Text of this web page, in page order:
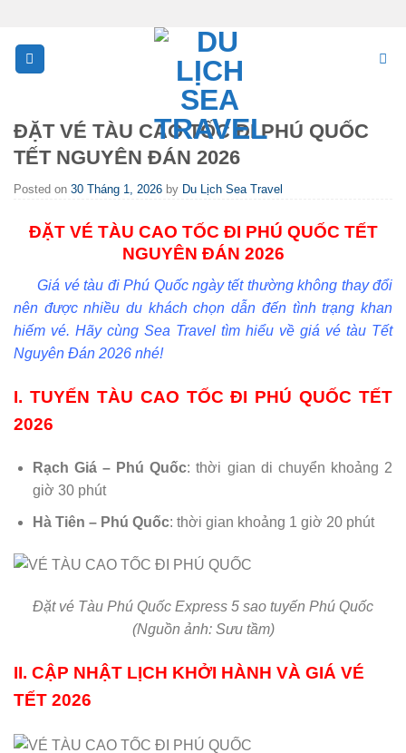
content
ĐẶT VÉ TÀU CAO TỐC ĐI PHÚ QUỐC
TẾT NGUYÊN ĐÁN 2026
Posted on 30 Tháng 1, 2026 by Du Lịch Sea Travel
ĐẶT VÉ TÀU CAO TỐC ĐI PHÚ QUỐC TẾT
NGUYÊN ĐÁN 2026
Giá vé tàu đi Phú Quốc ngày tết thường không thay đổi
nên được nhiều du khách chọn dẫn đến tình trạng khan
hiếm vé. Hãy cùng Sea Travel tìm hiểu về giá vé tàu Tết
Nguyên Đán 2026 nhé!
I. TUYẾN TÀU CAO TỐC ĐI PHÚ QUỐC TẾT
2026
Rạch Giá – Phú Quốc: thời gian di chuyển khoảng 2
giờ 30 phút
Hà Tiên – Phú Quốc: thời gian khoảng 1 giờ 20 phút
Đặt vé Tàu Phú Quốc Express 5 sao tuyến Phú Quốc
(Nguồn ảnh: Sưu tầm)
II. CẬP NHẬT LỊCH KHỞI HÀNH VÀ GIÁ VÉ
TẾT 2026